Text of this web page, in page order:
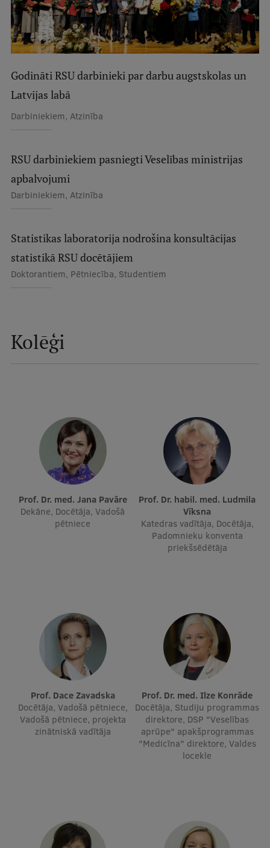
Par RSU
Studiju norises vietas
Fakultātes
Stratēģija
Struktūra
Identitāte
RSU fonds
Aula
Projekti
Ilgtspējīga attīstība
Studiju un vides pieejamība
Dati par 2025. gadu
Atvērtā universitāte
Sagatavošanas kursi
Profesionālās pilnveides kursi
ESF kvalifikācijas celšanas kursi
Pedagoģiskās izaugsmes centrs
Kvalifikācijas atbilstības pārbaude
Zinātniskie institūti un laboratorijas
Godināti RSU darbinieki par darbu augstskolas un
Latvijas labā
Darbiniekiem, Atzinība
RSU darbiniekiem pasniegti Veselības ministrijas
apbalvojumi
Darbiniekiem, Atzinība
Statistikas laboratorija nodrošina konsultācijas
statistikā RSU docētājiem
Doktorantiem, Pētniecība, Studentiem
Kolēģi
Prof. Dr. med. Jana Pavāre
Dekāne, Docētāja, Vadošā
pētniece
Prof. Dr. habil. med. Ludmila
Vīksna
Katedras vadītāja, Docētāja,
Padomnieku konventa
priekšsēdētāja
Prof. Dace Zavadska
Docētāja, Vadošā pētniece,
Vadošā pētniece, projekta
zinātniskā vadītāja
Prof. Dr. med. Ilze Konrāde
Docētāja, Studiju programmas
direktore, DSP "Veselības
aprūpe" apakšprogrammas
"Medicīna" direktore, Valdes
locekle